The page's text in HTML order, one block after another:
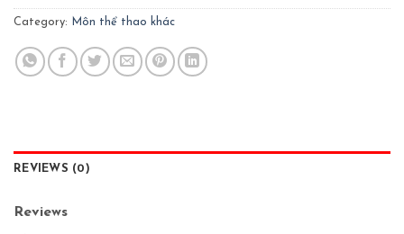
Category: Môn thể thao khác
REVIEWS (0)
Reviews